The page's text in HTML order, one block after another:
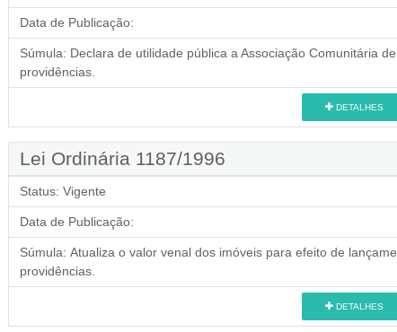
Data de Publicação:
Súmula: Declara de utilidade pública a Associação Comunitária
providências.
DETALHES
Lei Ordinária 1187/1996
Status: Vigente
Data de Publicação:
Súmula: Atualiza o valor venal dos imóveis para efeito de
providências.
DETALHES